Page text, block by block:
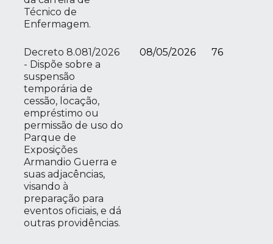
Técnico de
Enfermagem.
Decreto 8.081/2026
- Dispõe sobre a
suspensão
temporária de
cessão, locação,
empréstimo ou
permissão de uso do
Parque de
Exposições
Armandio Guerra e
suas adjacências,
visando à
preparação para
eventos oficiais, e dá
outras providências.
08/05/2026 76